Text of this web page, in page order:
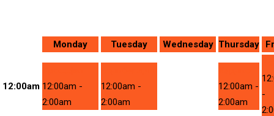
Monday Tuesday Wednesday Thursday
12:00am 12:00am -
2:00am
12:00am -
2:00am
12:00am -
2:00am
-